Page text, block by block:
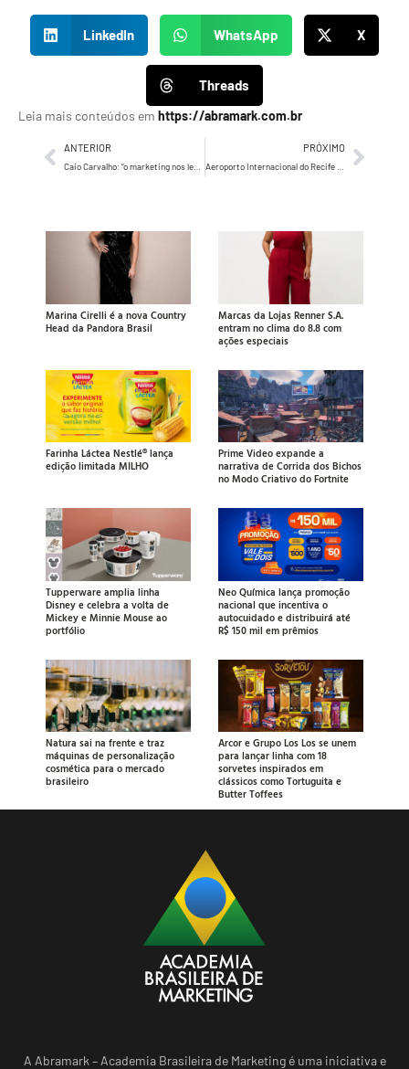
LinkedIn WhatsApp X
Threads
Leia mais conteúdos em https://abramark.com.br
ANTERIOR PRÓXIMO
Marina Cirelli é a nova Country
Head da Pandora Brasil
Marcas da Lojas Renner S.A.
entram no clima do 8.8 com
ações especiais
Farinha Láctea Nestlé® lança
edição limitada MILHO
Prime Video expande a
narrativa de Corrida dos Bichos
no Modo Criativo do Fortnite
Tupperware amplia linha
Disney e celebra a volta de
Mickey e Minnie Mouse ao
portfólio
Neo Química lança promoção
nacional que incentiva o
autocuidado e distribuirá até
R$ 150 mil em prêmios
Natura sai na frente e traz
máquinas de personalização
cosmética para o mercado
brasileiro
Arcor e Grupo Los Los se unem
para lançar linha com 18
sorvetes inspirados em
clássicos como Tortuguita e
Butter Toffees
A Abramark – Academia Brasileira de Marketing é uma iniciativa e